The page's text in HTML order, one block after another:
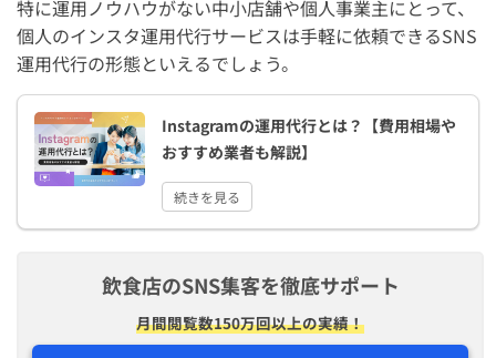
個人のインスタ運用代行をココナラで依頼しても大丈夫？
インスタ運用代行を個人やフリーランスに依頼する場合1
投稿いくらが相場？
料金が安い個人のインスタ運用代行に依頼する際の注意点
は？
インスタ運用代行に頼らず店舗のアルバイトスタッフに頼
【費用の目安と注意点も解説】
特に運用ノウハウがない中小店舗や個人事業主にとって、
個人のインスタ運用代行サービスは手軽に依頼できるSNS
運用代行の形態といえるでしょう。
Instagramの運用代行とは？【費用相場や
おすすめ業者も解説】
続きを見る
飲食店のSNS集客を徹底サポート
月間閲覧数150万回以上の実績！